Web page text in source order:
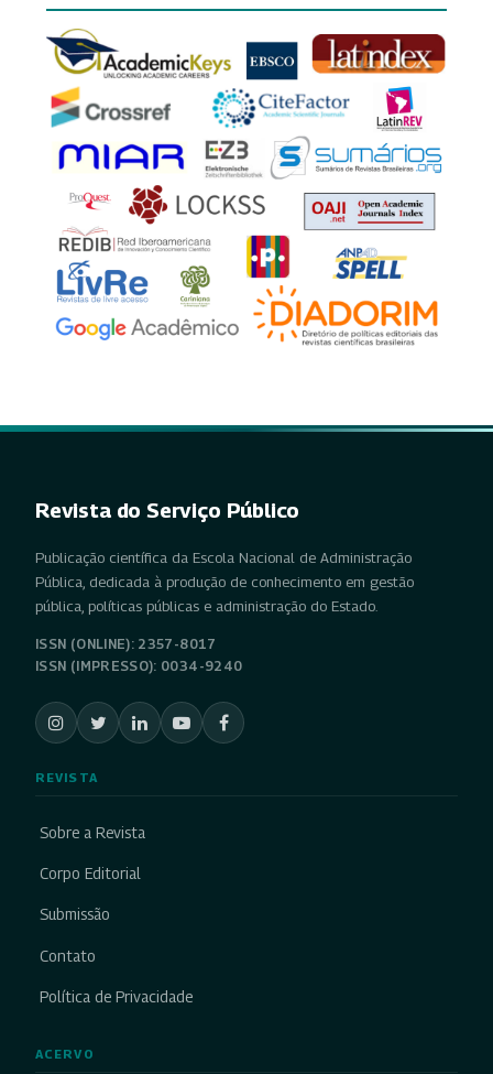
Revista do Serviço Público
Publicação científica da Escola Nacional de Administração
Pública, dedicada à produção de conhecimento em gestão
pública, políticas públicas e administração do Estado.
ISSN (ONLINE): 2357-8017
ISSN (IMPRESSO): 0034-9240
REVISTA
Sobre a Revista
Corpo Editorial
Submissão
Contato
Política de Privacidade
ACERVO